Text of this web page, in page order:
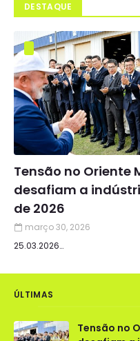
DESTAQUE
Tensão no Oriente
desafiam a
de 2026
março 30, 2026
25.03.2026…
ÚLTIMAS
Tensão no